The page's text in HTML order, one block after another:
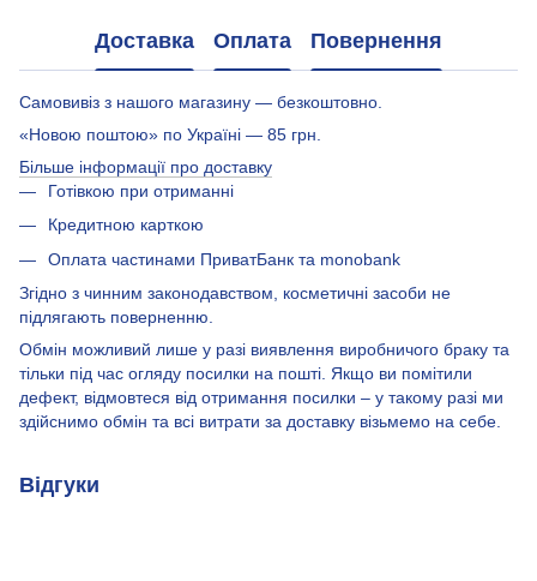
Доставка Оплата Повернення
Самовивіз з нашого магазину — безкоштовно.
«Новою поштою» по Україні — 85 грн.
Більше інформації про доставку
Готівкою при отриманні
Кредитною карткою
Оплата частинами ПриватБанк та monobank
Згідно з чинним законодавством, косметичні засоби не
підлягають поверненню.
Обмін можливий лише у разі виявлення виробничого браку та
тільки під час огляду посилки на пошті. Якщо ви помітили
дефект, відмовтеся від отримання посилки – у такому разі ми
здійснимо обмін та всі витрати за доставку візьмемо на себе.
Відгуки